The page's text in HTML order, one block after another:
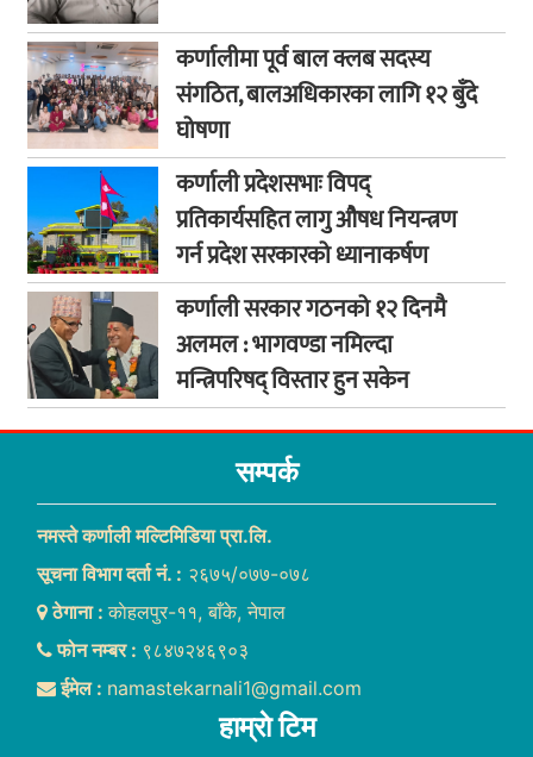
कर्णालीमा पूर्व बाल क्लब सदस्य
संगठित, बालअधिकारका लागि १२ बुँदे
घोषणा
कर्णाली प्रदेशसभाः विपद्
प्रतिकार्यसहित लागु औषध नियन्त्रण
गर्न प्रदेश सरकारको ध्यानाकर्षण
कर्णाली सरकार गठनको १२ दिनमै
अलमल : भागवण्डा नमिल्दा
मन्त्रिपरिषद् विस्तार हुन सकेन
सम्पर्क
नमस्ते कर्णाली मल्टिमिडिया प्रा.लि.
सूचना विभाग दर्ता नं. : २६७५/०७७-०७८
ठेगाना :काेहलपुर-११, बाँके, नेपाल
फोन नम्बर : ९८४७२४६९०३
ईमेल : namastekarnali1@gmail.com
हाम्राे टिम